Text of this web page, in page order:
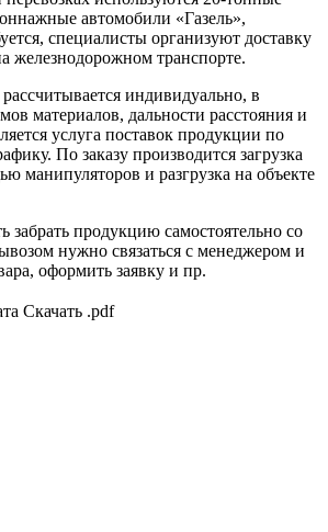
автомобили «Газель»,
специалисты организуют доставку
железнодорожном транспорте.
индивидуально, в
материалов, дальности расстояния и
услуга поставок продукции по
По заказу производится загрузка
манипуляторов и разгрузка на объекте
забрать продукцию самостоятельно со
нужно связаться с менеджером и
оформить заявку и пр.
Скачать .pdf